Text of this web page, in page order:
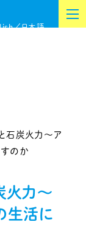
日本語
石炭火力～ア
のか
火力～
生活に